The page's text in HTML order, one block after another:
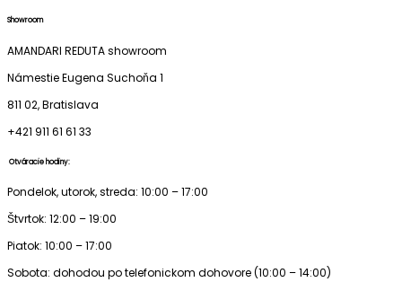
Showroom
AMANDARI REDUTA showroom
Námestie Eugena Suchoňa 1
811 02, Bratislava
+421 911 61 61 33
Otváracie hodiny:
Pondelok, utorok, streda: 10:00 – 17:00
Štvrtok: 12:00 – 19:00
Piatok: 10:00 – 17:00
Sobota: dohodou po telefonickom dohovore (10:00 – 14:00)